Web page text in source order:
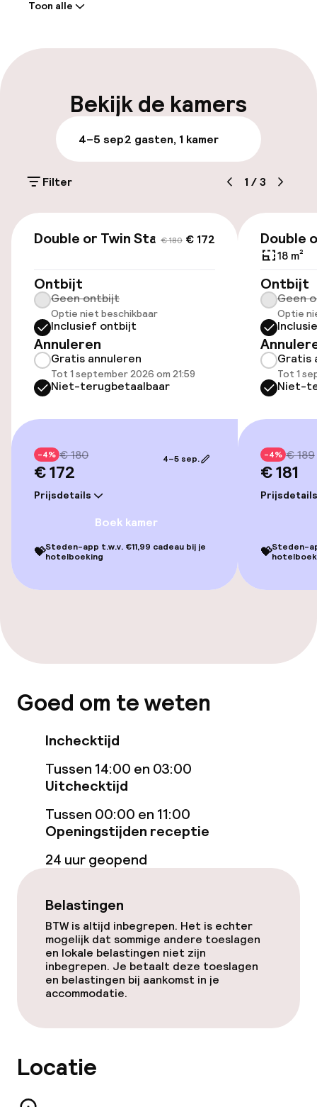
Bagageruimte
Parkeren & mobiliteit
Openbaar parkeren
Luchthavenshuttle
Toegankelijkheid
Lift
Voor toegankelijkheid
geoptimaliseerde kamers beschikbaar
Kamers
Voor toegankelijkheid
geoptimaliseerde kamers beschikbaar
Entertainment
Gratis wifi
Eet- en drinkdiensten
Ontbijtbuffet
Overal rookvrij
Vrijgezellenfeesten of andere feesten
niet toegestaan
Toon alle
Bekijk de kamers
4–5 sep2 gasten, 1 kamer
Filter 1 /3
€ 180 € 172
Double or Twin Standard
Ontbijt
Geen ontbijt
Optie niet beschikbaar
Inclusief ontbijt
Annuleren
Gratis annuleren
Tot 1 september 2026 om 21:59
Niet-terugbetaalbaar
-4% € 180
€ 172
Prijsdetails
4–5 sep.
Boek kamer
💝Steden-app t.w.v. €11,99 cadeau bij je
hotelboeking
Double
18 m²
Ontbijt
Geen
Optie
Gratis
Tot 1
Niet-
-4% € 189
€ 181
Prijsdetails
💝Steden-
Goed om te weten
Inchecktijd
Tussen 14:00 en 03:00
Uitchecktijd
Tussen 00:00 en 11:00
Openingstijden receptie
24 uur geopend
Belastingen
BTW is altijd inbegrepen. Het is echter
mogelijk dat sommige andere toeslagen
en lokale belastingen niet zijn
inbegrepen. Je betaalt deze toeslagen
en belastingen bij aankomst in je
accommodatie.
Locatie